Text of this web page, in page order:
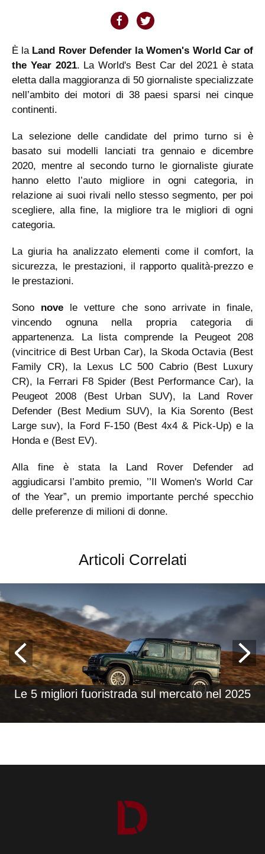
È la Land Rover Defender la Women's World Car of
the Year 2021. La World's Best Car del 2021 è stata
eletta dalla maggioranza di 50 giornaliste specializzate
nell’ambito dei motori di 38 paesi sparsi nei cinque
continenti.
La selezione delle candidate del primo turno si è
basato sui modelli lanciati tra gennaio e dicembre
2020, mentre al secondo turno le giornaliste giurate
hanno eletto l’auto migliore in ogni categoria, in
relazione ai suoi rivali nello stesso segmento, per poi
scegliere, alla fine, la migliore tra le migliori di ogni
categoria.
La giuria ha analizzato elementi come il comfort, la
sicurezza, le prestazioni, il rapporto qualità-prezzo e
le prestazioni.
Sono nove le vetture che sono arrivate in finale,
vincendo ognuna nella propria categoria di
appartenenza. La lista comprende la Peugeot 208
(vincitrice di Best Urban Car), la Skoda Octavia (Best
Family CR), la Lexus LC 500 Cabrio (Best Luxury
CR), la Ferrari F8 Spider (Best Performance Car), la
Peugeot 2008 (Best Urban SUV), la Land Rover
Defender (Best Medium SUV), la Kia Sorento (Best
Large suv), la Ford F-150 (Best 4x4 & Pick-Up) e la
Honda e (Best EV).
Alla fine è stata la Land Rover Defender ad
aggiudicarsi l’ambito premio, ’’Il Women's World Car
of the Year”, un premio importante perché specchio
delle preferenze di milioni di donne.
Articoli Correlati
Le 5 migliori fuoristrada sul mercato nel 2025